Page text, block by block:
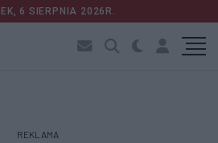
6 SIERPNIA 2026R.
REKLAMA